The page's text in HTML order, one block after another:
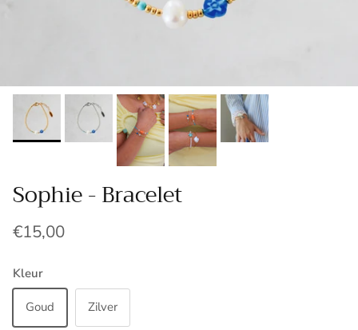
Sophie - Bracelet
€15,00
Kleur
Goud Zilver